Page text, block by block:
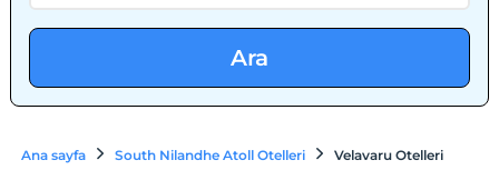
Ara
Ana sayfa South Nilandhe Atoll Otelleri Velavaru Otelleri